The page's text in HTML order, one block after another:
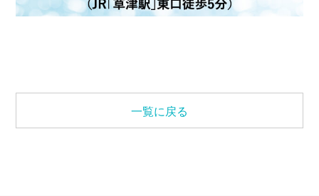
一覧に戻る